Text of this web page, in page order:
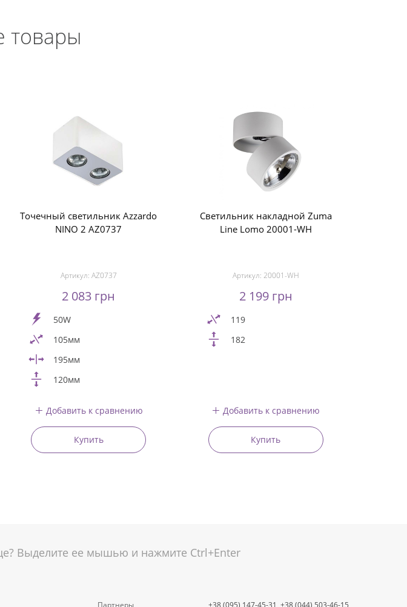
товары
Точечный светильник Azzardo
NINO 2 AZ0737
Артикул: AZ0737
2 083 грн
50W
105мм
195мм
120мм
Добавить к сравнению
Купить
Светильник накладной Zuma
Line Lomo 20001-WH
Артикул: 20001-WH
2 199 грн
119
182
Добавить к сравнению
Купить
Выделите ее мышью и нажмите Ctrl+Enter
Партнеры +38 (095) 147-45-31, +38 (044) 503-46-15,